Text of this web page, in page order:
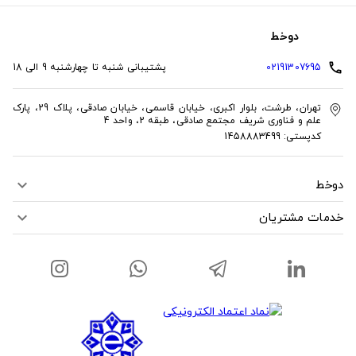
دوخط
phone
02191307695 پشتیبانی شنبه تا چهارشنبه 9 الی 18
تهران، طرشت، بلوار اکبری، خیابان قاسمی، خیابان صادقی، پلاک 29، پارک
علم و فناوری شریف مجتمع صادقی، طبقه 2، واحد 4
کدپستی: 1458883499
دوخط expand_more
خدمات مشتریان expand_more